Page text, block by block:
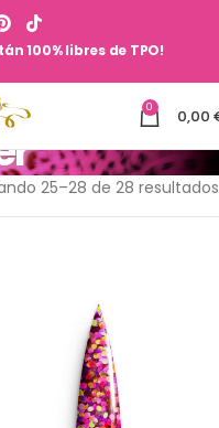
100% libres de TPO!
0 0,00
25–28 de 28 resultados